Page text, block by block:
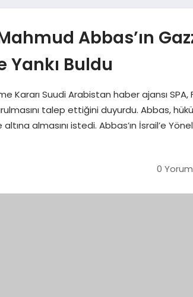
Abbas’ın
Yankı Buldu
Kararı Suudi Arabistan haber ajansı
talep ettiğini duyurdu. Abbas,
almasını istedi. Abbas’ın İsrail’e
0 Yorum